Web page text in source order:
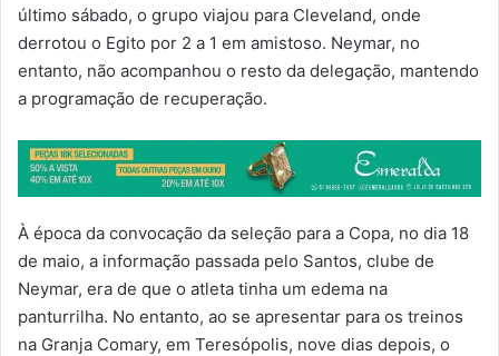
último sábado, o grupo viajou para Cleveland, onde
derrotou o Egito por 2 a 1 em amistoso. Neymar, no
entanto, não acompanhou o resto da delegação, mantendo
a programação de recuperação.
À época da convocação da seleção para a Copa, no dia 18
de maio, a informação passada pelo Santos, clube de
Neymar, era de que o atleta tinha um edema na
panturrilha. No entanto, ao se apresentar para os treinos
na Granja Comary, em Teresópolis, nove dias depois, o